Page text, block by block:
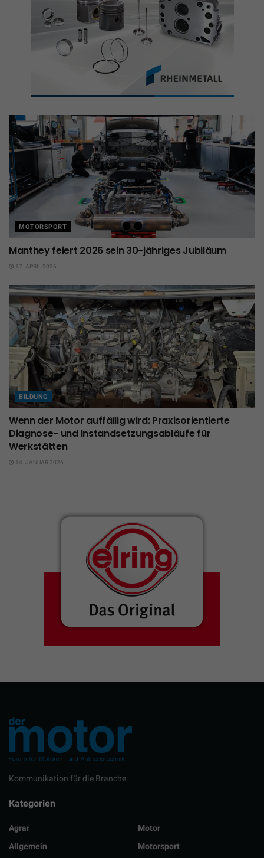
MOTORSPORT
Manthey feiert 2026 sein 30-jähriges Jubiläum
17. APRIL 2026
BILDUNG
Wenn der Motor auffällig wird: Praxisorientierte
Diagnose- und Instandsetzungsabläufe für
Werkstätten
14. JANUAR 2026
Kommunikation für die Branche
Kategorien
Agrar
Allgemein
Motor
Motorsport